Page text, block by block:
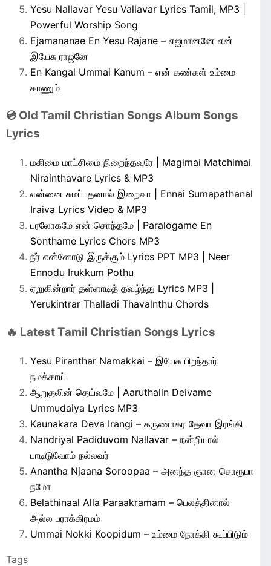
Yesu Nallavar Yesu Vallavar Lyrics Tamil, MP3 |
Powerful Worship Song
Ejamananae En Yesu Rajane – எஜமானனே என்
இயேசு ராஜனே
En Kangal Ummai Kanum – என் கண்கள் உம்மை
காணும்
💿 Old Tamil Christian Songs Album Songs
Lyrics
மகிமை மாட்சிமை நிறைந்தவரே | Magimai Matchimai
Nirainthavare Lyrics & MP3
என்னை சுமப்பதனால் இறைவா | Ennai Sumapathanal
Iraiva Lyrics Video & MP3
பரலோகமே என் சொந்தமே | Paralogame En
Sonthame Lyrics Chors MP3
நீர் என்னோடு இருக்கும் Lyrics PPT MP3 | Neer
Ennodu Irukkum Pothu
ஏறுகின்றார் தள்ளாடித் தவழ்ந்து Lyrics MP3 |
Yerukintrar Thalladi Thavalnthu Chords
🔥 Latest Tamil Christian Songs Lyrics
Yesu Piranthar Namakkai – இயேசு பிறந்தார்
நமக்காய்
ஆறுதலின் தெய்வமே | Aaruthalin Deivame
Ummudaiya Lyrics MP3
Kaunakara Deva Irangi – கருணாகர தேவா இரங்கி
Nandriyal Padiduvom Nallavar – நன்றியால்
பாடிடுவோம் நல்லவர்
Anantha Njaana Soroopaa – அனந்த ஞான சொரூபா
நமோ
Belathinaal Alla Paraakramam – பெலத்தினால்
அல்ல பராக்கிரமம்
Ummai Nokki Koopidum – உம்மை நோக்கி கூப்பிடும்
Tags